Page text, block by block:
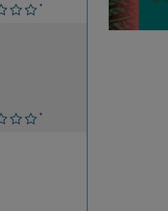
*
*